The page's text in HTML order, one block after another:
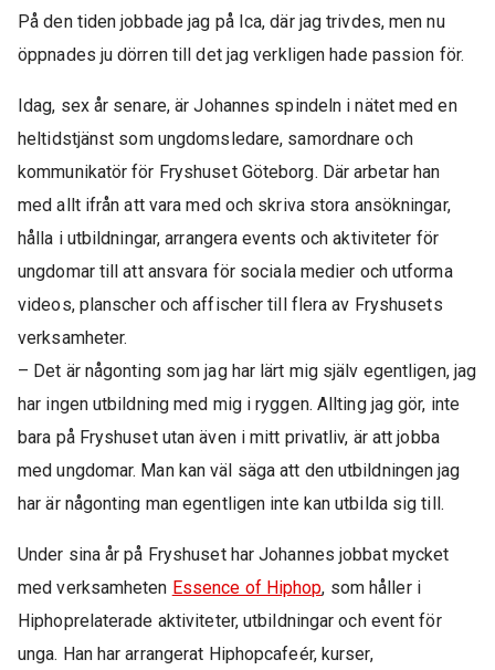
På den tiden jobbade jag på Ica, där jag trivdes, men nu
öppnades ju dörren till det jag verkligen hade passion för.
Idag, sex år senare, är Johannes spindeln i nätet med en
heltidstjänst som ungdomsledare, samordnare och
kommunikatör för Fryshuset Göteborg. Där arbetar han
med allt ifrån att vara med och skriva stora ansökningar,
hålla i utbildningar, arrangera events och aktiviteter för
ungdomar till att ansvara för sociala medier och utforma
videos, planscher och affischer till flera av Fryshusets
verksamheter.
– Det är någonting som jag har lärt mig själv egentligen, jag
har ingen utbildning med mig i ryggen. Allting jag gör, inte
bara på Fryshuset utan även i mitt privatliv, är att jobba
med ungdomar. Man kan väl säga att den utbildningen jag
har är någonting man egentligen inte kan utbilda sig till.
Under sina år på Fryshuset har Johannes jobbat mycket
med verksamheten Essence of Hiphop, som håller i
Hiphoprelaterade aktiviteter, utbildningar och event för
unga. Han har arrangerat Hiphopcafeér, kurser,